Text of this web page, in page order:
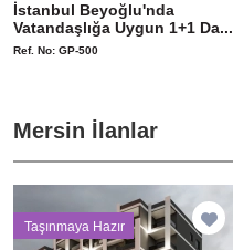
İstanbul Beyoğlu'nda
Vatandaşlığa Uygun 1+1 Da...
Ref. No: GP-500
Mersin İlanlar
Taşınmaya Hazır